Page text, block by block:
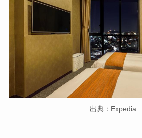
出典：Expedia